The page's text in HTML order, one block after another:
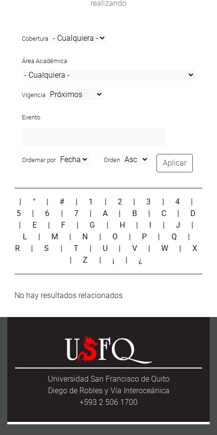
realizando
Cobertura
Área Académica
Vigencia
Evento
Ordernar por Orden Aplicar
| " | # | 1 | 2 |3 | 4
|
5
| 6 | 7 |A | B | C | D
| E | F | G | H | I | J
|
L
| M | N | O | P | Q
|
R
|S | T | U | V |W |X
|Z | ¡ |¿
No hay resultados relacionados
Universidad San Francisco de Quito
Diego de Robles y Vía Interoceánica
+593 2 506 1700